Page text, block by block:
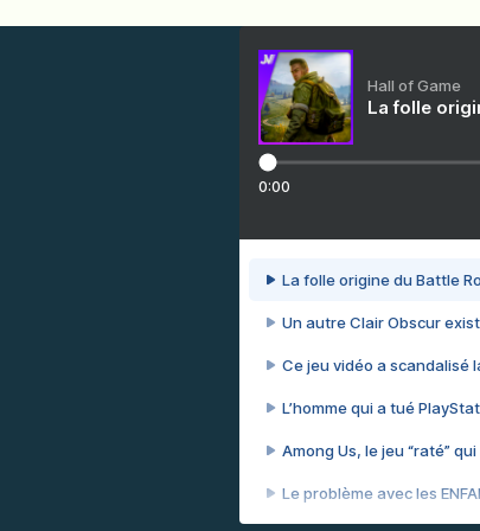
Hall of Game
La folle
0:00
La folle origine du Battle
Un autre Clair Obscur
Ce jeu vidéo a scandalisé
L’homme qui a tué
Among Us, le jeu “raté”
Le problème avec les